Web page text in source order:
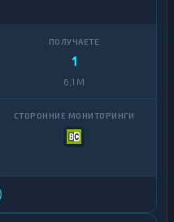
1
6,1 M